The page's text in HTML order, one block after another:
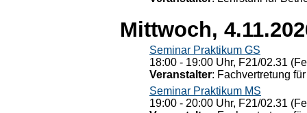
Mittwoch,
Seminar Praktikum GS
18:00 - 19:00 Uhr, F21/02.31
Veranstalter: Fachvertretung
Seminar Praktikum MS
19:00 - 20:00 Uhr, F21/02.31